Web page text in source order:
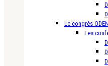
Le congrès
Les